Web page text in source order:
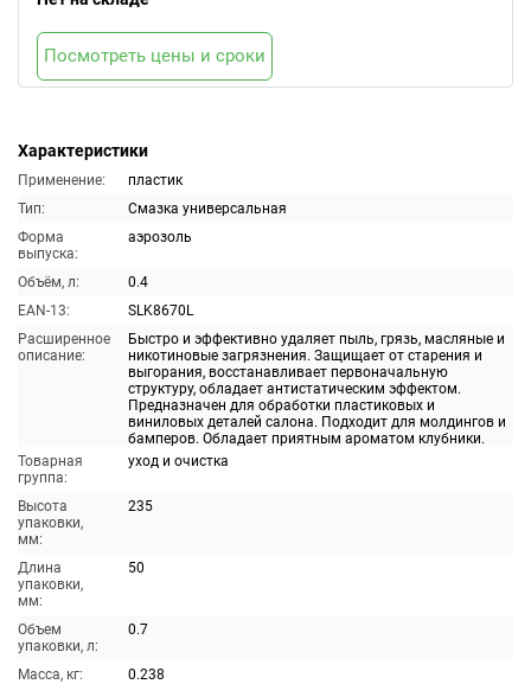
Характеристики
Применение:
пластик
Тип:
Смазка универсальная
Форма
выпуска:
аэрозоль
Объём, л:
0.4
EAN-13:
SLK8670L
Расширенное
описание:
Быстро и эффективно удаляет пыль, грязь, масляные и
никотиновые загрязнения. Защищает от старения и
выгорания, восстанавливает первоначальную
структуру, обладает антистатическим эффектом.
Предназначен для обработки пластиковых и
виниловых деталей салона. Подходит для молдингов и
бамперов. Обладает приятным ароматом клубники.
Товарная
группа:
уход и очистка
Высота
упаковки,
мм:
235
Длина
упаковки,
мм:
50
Объем
упаковки, л:
0.7
Масса, кг:
0.238
Посмотреть цены и сроки